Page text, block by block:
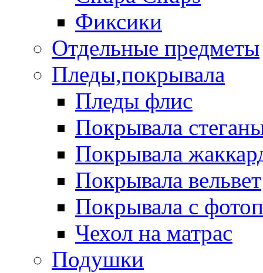
Фиксики
Отдельные предметы
Пледы,покрывала
Пледы флис
Покрывала
Покрывала
Покрывала вельвет
Покрывала с
Чехол на матрас
Подушки